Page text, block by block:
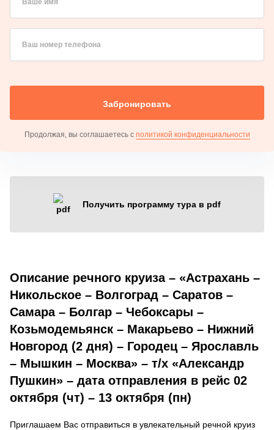
Ваш номер телефона
Забронировать
Продолжая, вы соглашаетесь с политикой конфиденциальности
Получить программу тура в pdf
Описание речного круиза – «Астрахань –
Никольское – Волгоград – Саратов –
Самара – Болгар – Чебоксары –
Козьмодемьянск – Макарьево – Нижний
Новгород (2 дня) – Городец – Ярославль
– Мышкин – Москва» – т/х «Александр
Пушкин» – дата отправления в рейс 02
октября (чт) – 13 октября (пн)
Приглашаем Вас отправиться в увлекательный речной круиз